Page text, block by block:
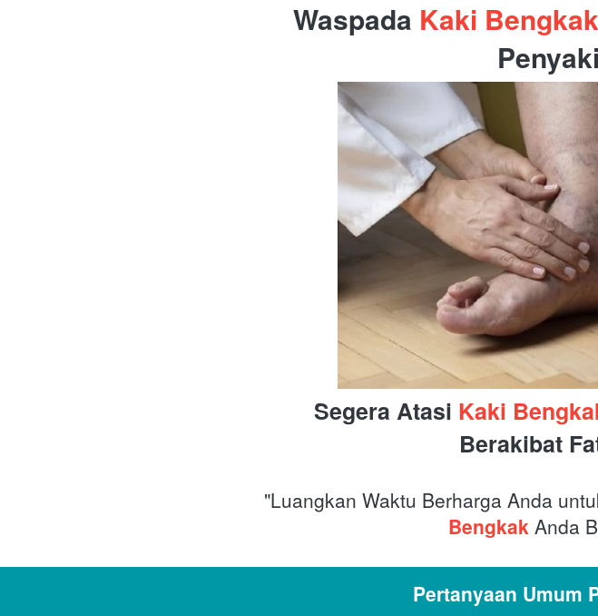
Waspada Kaki Bengkak
Segera Atasi Kaki
Berakibat
"Luangkan Waktu Berharga Anda
Bengkak Anda
Pertanyaan Umum